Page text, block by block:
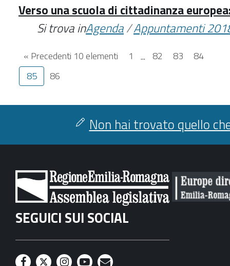
Verso una scuola di cittadinanza
Si trova inAgenda/Appuntamenti
« Precedenti 10 elementi 1 ... 82 83
84
85
86
Non hai trovato quello
SEGUICI SUI SOCIAL